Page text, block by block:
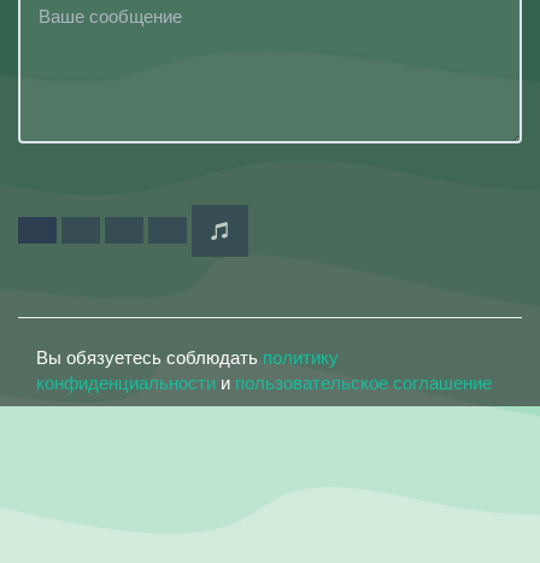
Вы обязуетесь соблюдать политику
конфиденциальности и пользовательское соглашение